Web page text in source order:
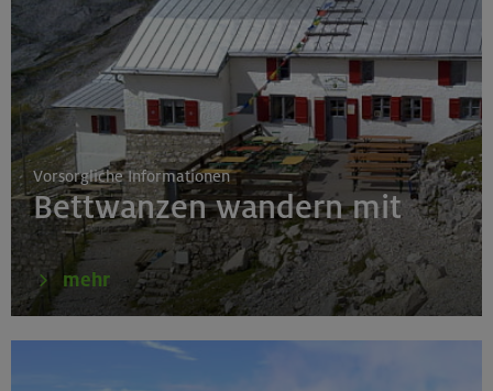
Gardaseeberge
Vorsorgliche Informationen
Bettwanzen wandern mit
mehr